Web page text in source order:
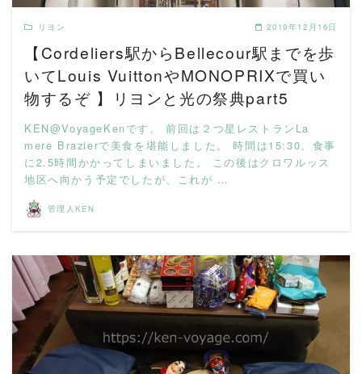
リヨン 2019年12月16日
【Cordeliers駅からBellecour駅までを歩
いてLouis VuittonやMONOPRIXで買い
物するぞ 】リヨンと光の祭典part5
KEN@VoyageKenです。 前回は２つ星レストランLa
mere Brazierで美食を堪能しました。 時間は15:30。食事
に2.5時間かかってしまいました。 この後はクロワルッス
地区へ向かう予定でしたが、これが …
管理人KEN
READ MORE